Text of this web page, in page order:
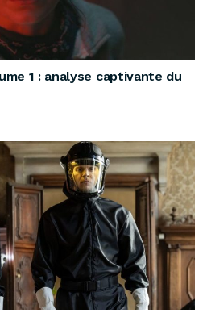
1 : analyse captivante du